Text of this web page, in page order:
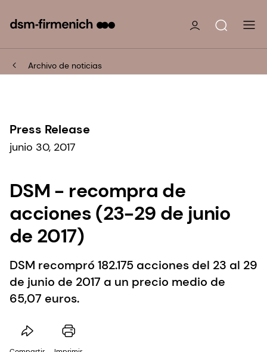
Archivo de noticias
Press Release
junio 30, 2017
DSM - recompra de
acciones (23-29 de junio
de 2017)
DSM recompró 182.175 acciones del 23 al 29
de junio de 2017 a un precio medio de
65,07 euros.